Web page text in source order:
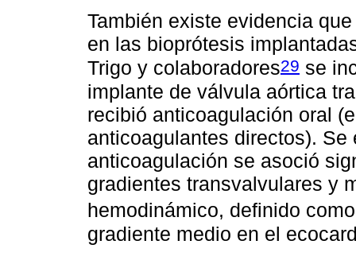
También existe evidencia
en las bioprótesis
Trigo y colaboradores29 se
implante de válvula aórtica
recibió anticoagulación oral
anticoagulantes directos).
anticoagulación se asoció
gradientes transvalvulares y
hemodinámico, definido
gradiente medio en el